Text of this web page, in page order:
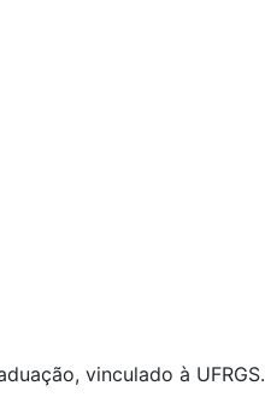
vinculado à UFRGS.